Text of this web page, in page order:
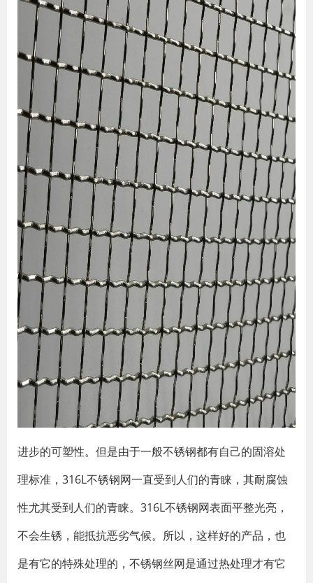
进步的可塑性。但是由于一般不锈钢都有自己的固溶处
理标准，316L不锈钢网一直受到人们的青睐，其耐腐蚀
性尤其受到人们的青睐。316L不锈钢网表面平整光亮，
不会生锈，能抵抗恶劣气候。所以，这样好的产品，也
是有它的特殊处理的，不锈钢丝网是通过热处理才有它